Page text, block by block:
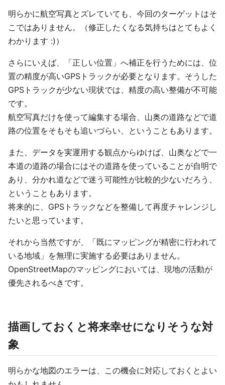
明らかに航空写真とズレていても、今回のターゲットはそ
こではありません。（修正したくなる気持ちはとてもよく
わかります :)）
さらにいえば、「正しい位置」へ補正を行うためには、位
置の精度が高いGPSトラックが必要となります。そうした
GPSトラックが少ない現状では、精度の高い整備が不可能
です。
航空写真だけを使って編集する場合、山奥の道路などで道
路の位置をそもそも追いづらい、ということもあります。
また、データを実運用する観点からゆけば、山奥などで一
本道の道路の場合にはその道路を使っていることが自明で
あり、分かれ道などで迷う可能性が比較的少ないだろう、
ということもあります。
将来的に、GPSトラックなどを整備して再度チャレンジし
たいと思っています。
それから当然ですが、「既にマッピングが精密に行われて
いる地域」を無理に実施する必要はありません。
OpenStreetMapのマッピングにおいては、現地の活動が
優先されるべきです。
描画しておくと将来幸せになりそうな対
象
明らかな地図のエラーは、この機会に対応しておくとよい